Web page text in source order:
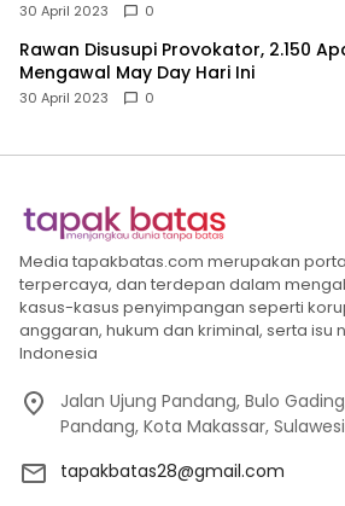
30 April 2023 0
Rawan Disusupi Provokator, 2.150
Mengawal May Day Hari Ini
30 April 2023 0
Media tapakbatas.com merupakan
terpercaya, dan terdepan dalam
kasus-kasus penyimpangan seperti
anggaran, hukum dan kriminal, serta isu
Indonesia
Jalan Ujung Pandang, Bulo
Pandang, Kota Makassar,
tapakbatas28@gmail.com